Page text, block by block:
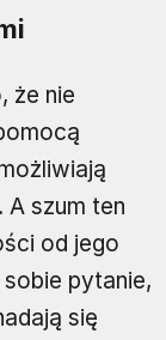
że nie
A szum ten
od jego
pytanie,
się